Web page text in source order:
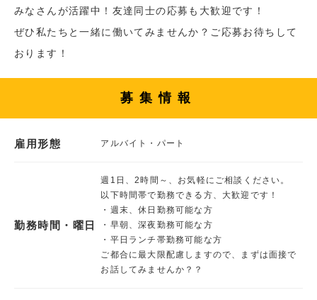
みなさんが活躍中！友達同士の応募も大歓迎です！
ぜひ私たちと一緒に働いてみませんか？ご応募お待ちして
おります！
募集情報
雇用形態 アルバイト・パート
勤務時間・曜日
週1日、2時間～、お気軽にご相談ください。
以下時間帯で勤務できる方、大歓迎です！
・週末、休日勤務可能な方
・早朝、深夜勤務可能な方
・平日ランチ帯勤務可能な方
ご都合に最大限配慮しますので、まずは面接で
お話してみませんか？？